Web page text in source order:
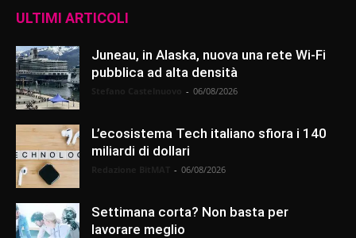
ULTIMI ARTICOLI
Juneau, in Alaska, nuova una rete Wi-Fi
pubblica ad alta densità
- 06/08/2026
L’ecosistema Tech italiano sfiora i 140
miliardi di dollari
- 06/08/2026
Settimana corta? Non basta per
lavorare meglio